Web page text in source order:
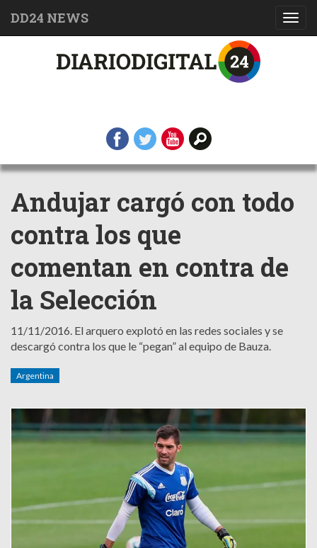
DD24 NEWS
Andujar cargó con todo
contra los que
comentan en contra de
la Selección
11/11/2016. El arquero explotó en las redes sociales y se
descargó contra los que le “pegan” al equipo de Bauza.
Argentina